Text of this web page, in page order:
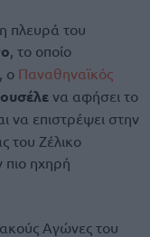
πλευρά του
, το οποίο
, ο Παναθηναϊκός
να αφήσει το
να επιστρέψει στην
του Ζέλικο
πιο ηχηρή
Αγώνες του